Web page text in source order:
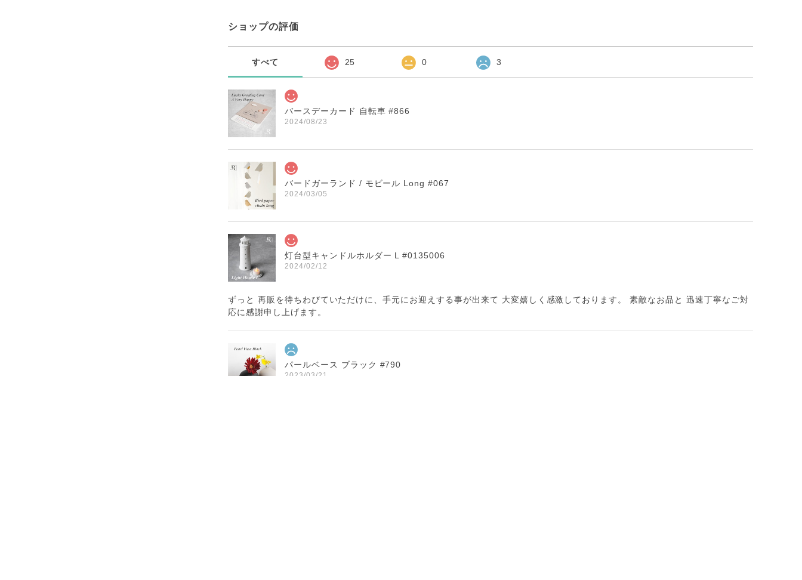
ショップの評価
すべて 25 0 3
バースデーカード 自転車 #866
2024/08/23
バードガーランド / モビール Long #067
2024/03/05
灯台型キャンドルホルダー L #0135006
2024/02/12
ずっと 再販を待ちわびていただけに、手元にお迎えする事が出来て 大変嬉しく感激しております。 素敵なお品と 迅速丁寧なご対
応に感謝申し上げます。
パールベース ブラック #790
2023/03/21